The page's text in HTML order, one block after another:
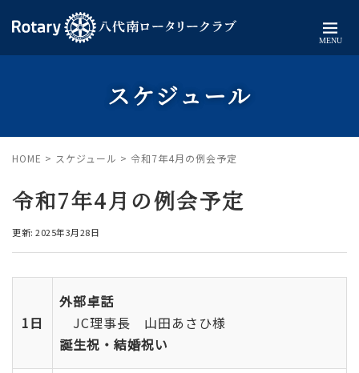
MENU
スケジュール
HOME > スケジュール > 令和7年4月の例会予定
令和7年4月の例会予定
更新: 2025年3月28日
1日
外部卓話
JC理事長 山田あさひ様
誕生祝・結婚祝い